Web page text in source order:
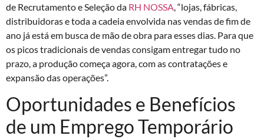
de Recrutamento e Seleção da RH NOSSA , “lojas, fábricas,
distribuidoras e toda a cadeia envolvida nas vendas de fim de
ano já está em busca de mão de obra para esses dias. Para que
os picos tradicionais de vendas consigam entregar tudo no
prazo, a produção começa agora, com as contratações e
expansão das operações”.
Oportunidades e Benefícios
de um Emprego Temporário